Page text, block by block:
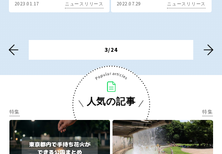
徳島
香川 愛媛
九州・沖縄
福岡 佐賀
2023.01.17 ニュースリリース 2022.07.29 ニュースリリース
3/24
人気の記事
特集 特集